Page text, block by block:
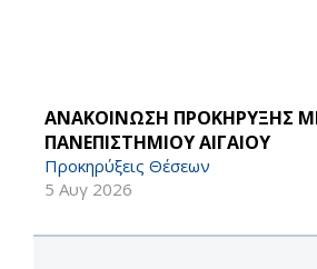
ΑΝΑΚΟΙΝΩΣΗ ΠΡΟΚΗΡΥΞΗΣ
ΠΑΝΕΠΙΣΤΗΜΙΟΥ ΑΙΓΑΙΟΥ
Προκηρύξεις Θέσεων
5 Αυγ 2026